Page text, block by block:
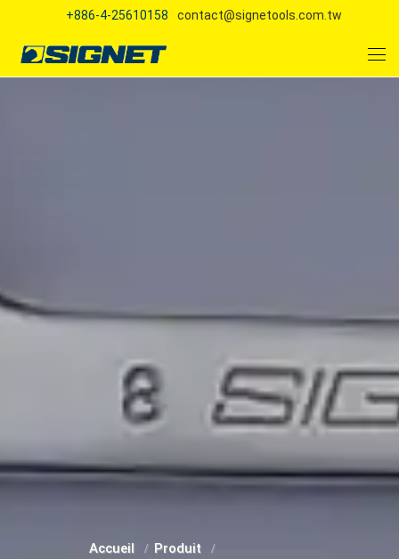
+886-4-25610158 contact@signetools.com.tw
Accueil
Produit